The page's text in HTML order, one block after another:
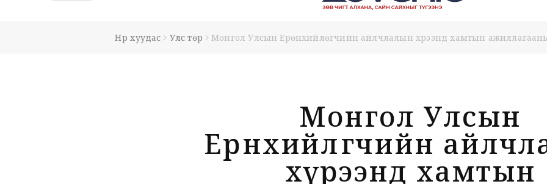
Нүүр хуудас Улс төр Монгол Улсын Ерөнхийлөгчийн айлчлалын хүрээнд хамтын ажиллагааны
Монгол Улсын
Ерөнхийлөгчийн
хүрээнд хамтын